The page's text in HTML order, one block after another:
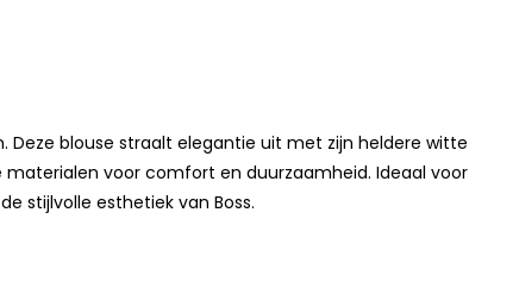
Deze blouse straalt elegantie uit met zijn heldere witte
voor comfort en duurzaamheid. Ideaal voor
stijlvolle esthetiek van Boss.